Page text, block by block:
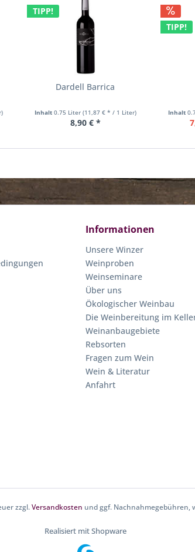
TIPP!
Dardell Barrica
Inhalt 0.75 Liter (11,87 € * / 1 Liter)
8,90 € *
TIPP!
Inhalt
Informationen
Unsere Winzer
Weinproben
Weinseminare
Über uns
Ökologischer Weinbau
Die Weinbereitung im
Weinanbaugebiete
Rebsorten
Fragen zum Wein
Wein & Literatur
Anfahrt
zzgl.Versandkosten und ggf. Nachnahmegebühren,
Realisiert mit Shopware